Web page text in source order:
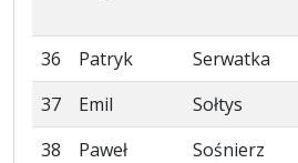
36
Patryk Serwatka
37
Emil Sołtys
38
Paweł Sośnierz